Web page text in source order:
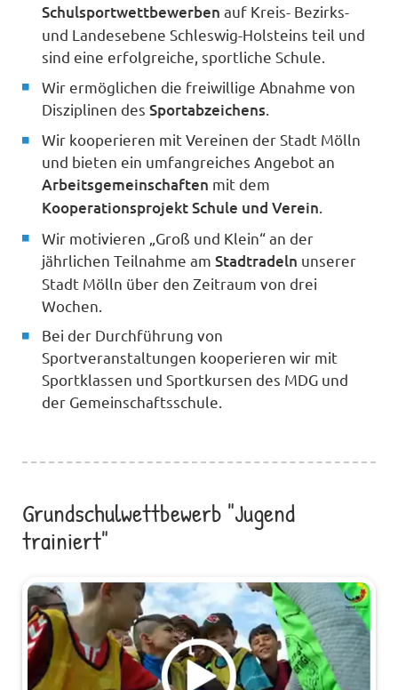
Schulsportwettbewerben auf Kreis- Bezirks-
und Landesebene Schleswig-Holsteins teil und
sind eine erfolgreiche, sportliche Schule.
Wir ermöglichen die freiwillige Abnahme von
Disziplinen desSportabzeichens
Wir kooperieren mit Vereinen der Stadt Mölln
und bieten ein umfangreiches Angebot an
Arbeitsgemeinschaften mit dem
Kooperationsprojekt Schule und Verein
Wir motivieren „Groß und Klein“ an der
jährlichen Teilnahme amStadtradeln unserer
Stadt Mölln über den Zeitraum von drei
Wochen.
Bei der Durchführung von
Sportveranstaltungen kooperieren wir mit
Sportklassen und Sportkursen des MDG und
der Gemeinschaftsschule.
Grundschulwettbewerb "Jugend
trainiert"